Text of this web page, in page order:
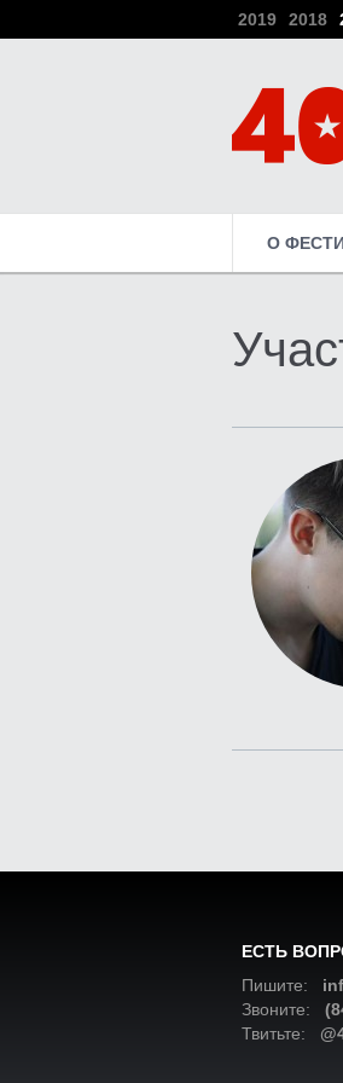
2019 2018
О
ЕСТЬ
Пишите:
Звоните:
Твитьте: